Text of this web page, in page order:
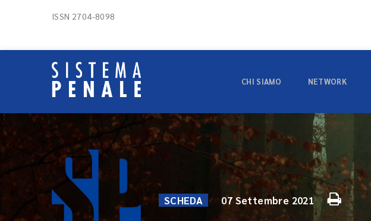
ISSN 2704-8098
CHI SIAMO NETWORK
SCHEDA 07 Settembre 2021